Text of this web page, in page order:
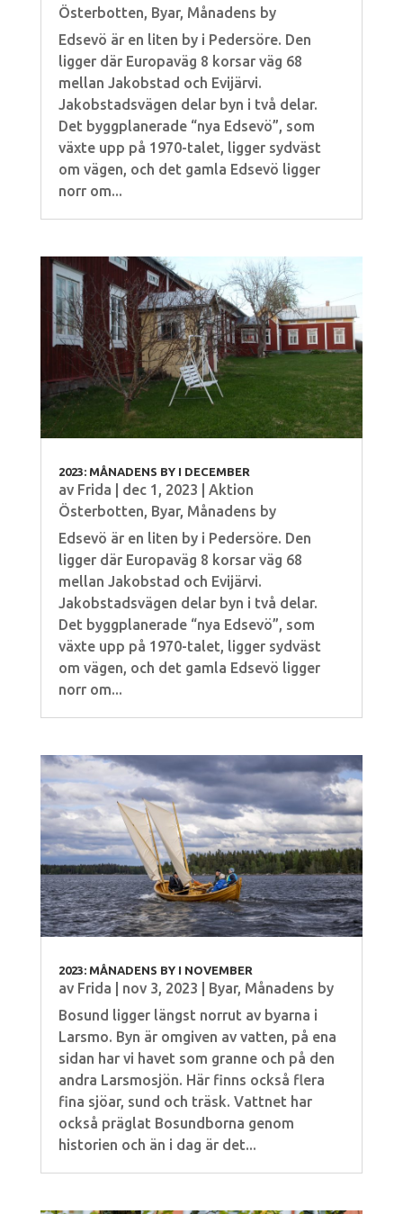
Österbotten, Byar, Månadens by
Edsevö är en liten by i Pedersöre. Den
ligger där Europaväg 8 korsar väg 68
mellan Jakobstad och Evijärvi.
Jakobstadsvägen delar byn i två delar.
Det byggplanerade “nya Edsevö”, som
växte upp på 1970-talet, ligger sydväst
om vägen, och det gamla Edsevö ligger
norr om...
2023: MÅNADENS BY I DECEMBER
av Frida dec 1, 2023
Aktion
Österbotten, Byar, Månadens by
Edsevö är en liten by i Pedersöre. Den
ligger där Europaväg 8 korsar väg 68
mellan Jakobstad och Evijärvi.
Jakobstadsvägen delar byn i två delar.
Det byggplanerade “nya Edsevö”, som
växte upp på 1970-talet, ligger sydväst
om vägen, och det gamla Edsevö ligger
norr om...
2023: MÅNADENS BY I NOVEMBER
av Frida nov 3, 2023 Byar, Månadens by
Bosund ligger längst norrut av byarna i
Larsmo. Byn är omgiven av vatten, på ena
sidan har vi havet som granne och på den
andra Larsmosjön. Här finns också flera
fina sjöar, sund och träsk. Vattnet har
också präglat Bosundborna genom
historien och än i dag är det...